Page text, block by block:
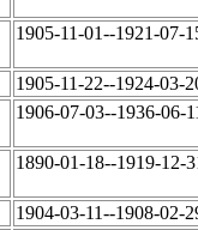
1905-11-01--1921-07-
1905-11-22--1924-03-
1906-07-03--1936-06-
1890-01-18--1919-12-
1904-03-11--1908-02-